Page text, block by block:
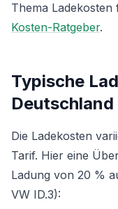
Thema Ladekosten
Kosten-Ratgeber.
Typische
Deutschland
Die Ladekosten
Tarif. Hier eine
Ladung von 20 %
VW ID.3):